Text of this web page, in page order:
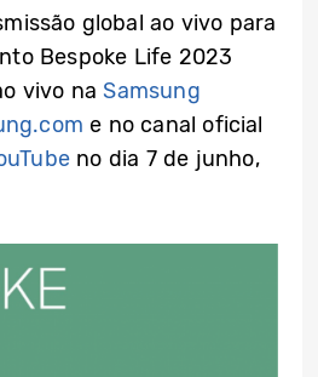
global ao vivo para
Bespoke Life 2023
vivo na Samsung
e no canal oficial
no dia 7 de junho,